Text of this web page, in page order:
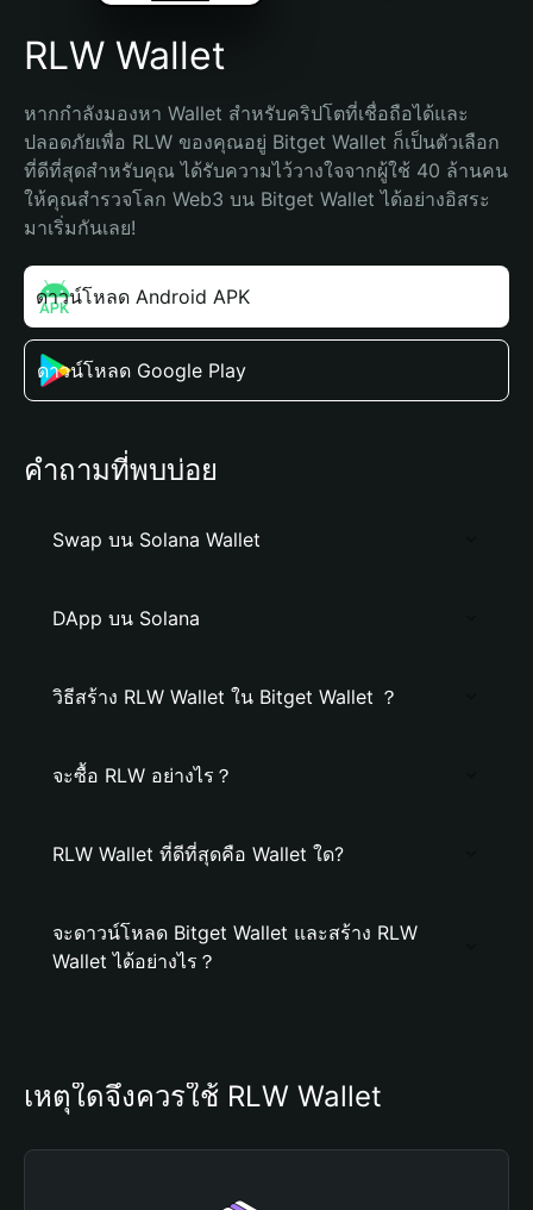
RLW Wallet
หากกำลังมองหา Wallet สำหรับคริปโตที่เชื่อถือได้และ
ปลอดภัยเพื่อ RLW ของคุณอยู่ Bitget Wallet ก็เป็นตัวเลือก
ที่ดีที่สุดสำหรับคุณ ได้รับความไว้วางใจจากผู้ใช้ 40 ล้านคน
ให้คุณสำรวจโลก Web3 บน Bitget Wallet ได้อย่างอิสระ
มาเริ่มกันเลย!
ดาวน์โหลด Android APK
ดาวน์โหลด Google Play
คำถามที่พบบ่อย
Swap บน Solana Wallet
DApp บน Solana
วิธีสร้าง RLW Wallet ใน Bitget Wallet ？
จะซื้อ RLW อย่างไร？
RLW Wallet ที่ดีที่สุดคือ Wallet ใด?
จะดาวน์โหลด Bitget Wallet และสร้าง RLW
Wallet ได้อย่างไร？
เหตุใดจึงควรใช้ RLW Wallet